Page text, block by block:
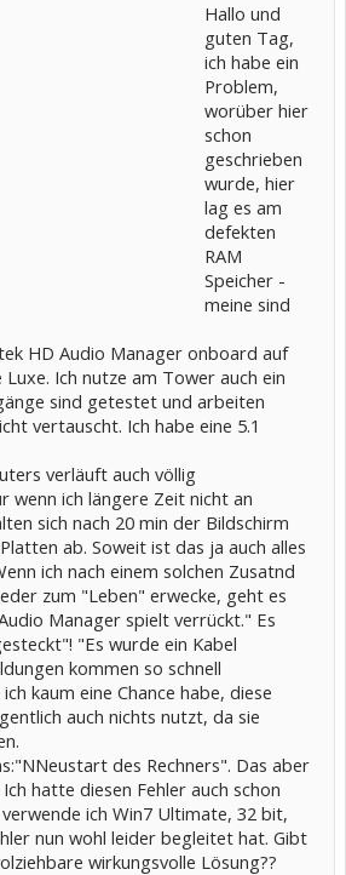
Hallo und
guten Tag,
ich habe ein
Problem,
worüber hier
schon
geschrieben
wurde, hier
lag es am
defekten
RAM
Speicher -
meine sind
HD Audio Manager onboard auf
Luxe. Ich nutze am Tower auch ein
sind getestet und arbeiten
vertauscht. Ich habe eine 5.1
verläuft auch völlig
wenn ich längere Zeit nicht an
sich nach 20 min der Bildschirm
ab. Soweit ist das ja auch alles
ich nach einem solchen Zusatnd
zum "Leben" erwecke, geht es
Manager spielt verrückt." Es
"Es wurde ein Kabel
kommen so schnell
kaum eine Chance habe, diese
auch nichts nutzt, da sie
des Rechners". Das aber
hatte diesen Fehler auch schon
ich Win7 Ultimate, 32 bit,
nun wohl leider begleitet hat. Gibt
wirkungsvolle Lösung??